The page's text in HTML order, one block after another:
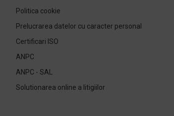
Politica cookie
Prelucrarea datelor cu caracter personal
Certificari ISO
ANPC
ANPC - SAL
Solutionarea online a litigiilor